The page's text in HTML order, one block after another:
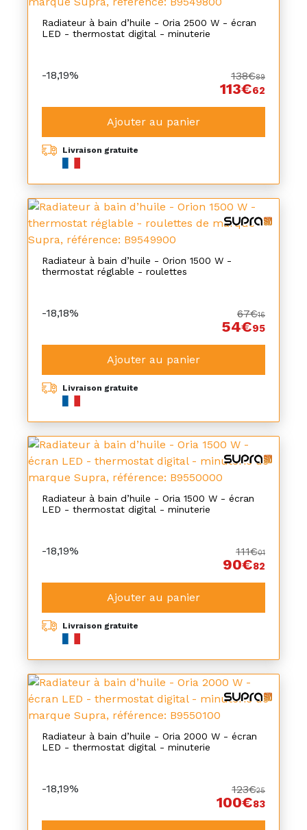
Radiateur à bain d’huile - Oria 2500 W - écran
LED - thermostat digital - minuterie
-18,19% 138€89
113€62
Ajouter au panier
Livraison gratuite
Radiateur à bain d’huile - Orion 1500 W -
thermostat réglable - roulettes
-18,18% 67€16
54€95
Ajouter au panier
Livraison gratuite
Radiateur à bain d’huile - Oria 1500 W - écran
LED - thermostat digital - minuterie
-18,19% 111€01
90€82
Ajouter au panier
Livraison gratuite
Radiateur à bain d’huile - Oria 2000 W - écran
LED - thermostat digital - minuterie
-18,19% 123€25
100€83